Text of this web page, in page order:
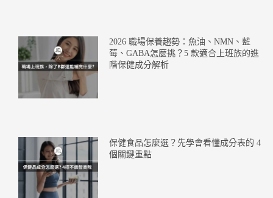
2026 職場保養趨勢：魚油、NMN、藍
莓、GABA怎麼挑？5 款適合上班族的進
階保健成分解析
保健食品怎麼選？先學會看懂成分表的 4
個關鍵重點